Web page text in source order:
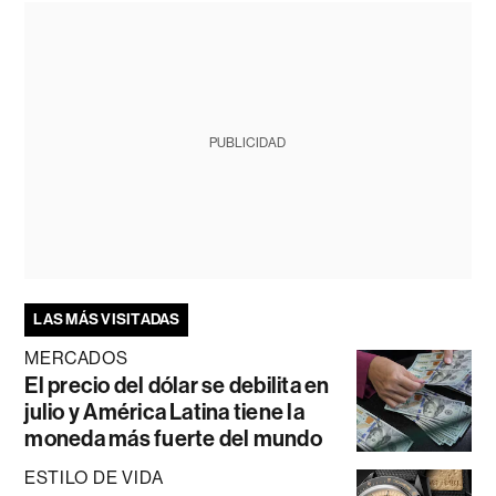
PUBLICIDAD
LAS MÁS VISITADAS
MERCADOS
El precio del dólar se debilita en
julio y América Latina tiene la
moneda más fuerte del mundo
ESTILO DE VIDA